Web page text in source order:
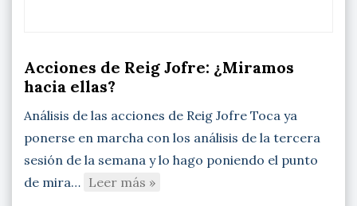
Acciones de Reig Jofre: ¿Miramos
hacia ellas?
Análisis de las acciones de Reig Jofre Toca ya
ponerse en marcha con los análisis de la tercera
sesión de la semana y lo hago poniendo el punto
de mira… Leer más »